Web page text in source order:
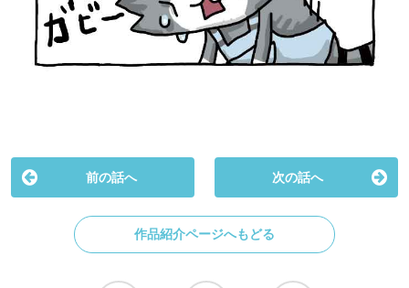
前の話へ 次の話へ
作品紹介ページへもどる